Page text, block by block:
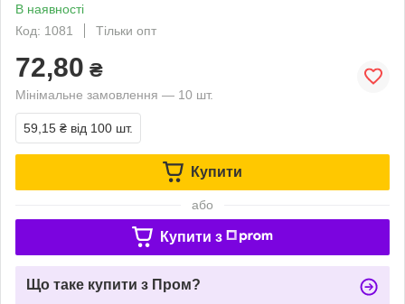
В наявності
Код: 1081
Тільки опт
72,80 ₴
Мінімальне замовлення — 10 шт.
59,15 ₴ від 100 шт.
Купити
або
Купити з
Що таке купити з Пром?